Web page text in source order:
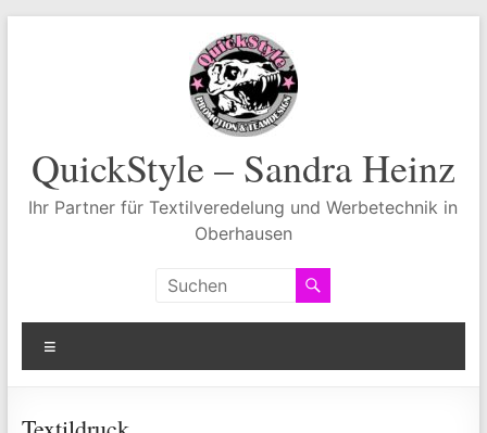
QuickStyle – Sandra Heinz
Ihr Partner für Textilveredelung und Werbetechnik in
Oberhausen